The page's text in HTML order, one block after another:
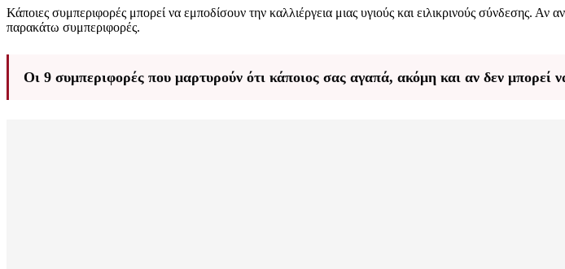
Κάποιες συμπεριφορές μπορεί να εμποδίσουν την καλλιέργεια μιας υγιούς και ειλικρινούς σύνδεσης. Αν
παρακάτω συμπεριφορές.
Οι 9 συμπεριφορές που μαρτυρούν ότι κάποιος σας αγαπά, ακόμη και αν δεν μπορεί